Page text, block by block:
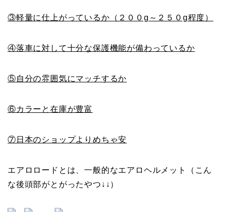
③軽量に仕上がっているか（２００g～２５０g程度）
④落車に対して十分な保護機能が備わっているか
⑤自分の雰囲気にマッチするか
⑥カラーと在庫が豊富
⑦日本のショップよりめちゃ安
エアロロードとは、一般的なエアロヘルメット（こん
な後頭部がとがったやつ↓↓）